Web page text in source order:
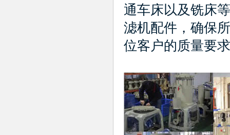
通车床以及铣床
滤机配件，确保
位客户的质量要